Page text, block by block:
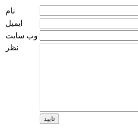
نام
ایمیل
وب سایت
نظر